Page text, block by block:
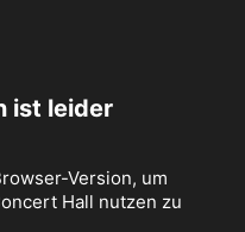
ist leider
Version, um
Hall nutzen zu